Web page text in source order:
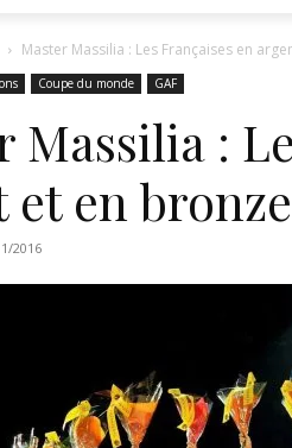
Master Massilia : Les Françaises en
Coupe du monde GAF
Massilia :
en
2016